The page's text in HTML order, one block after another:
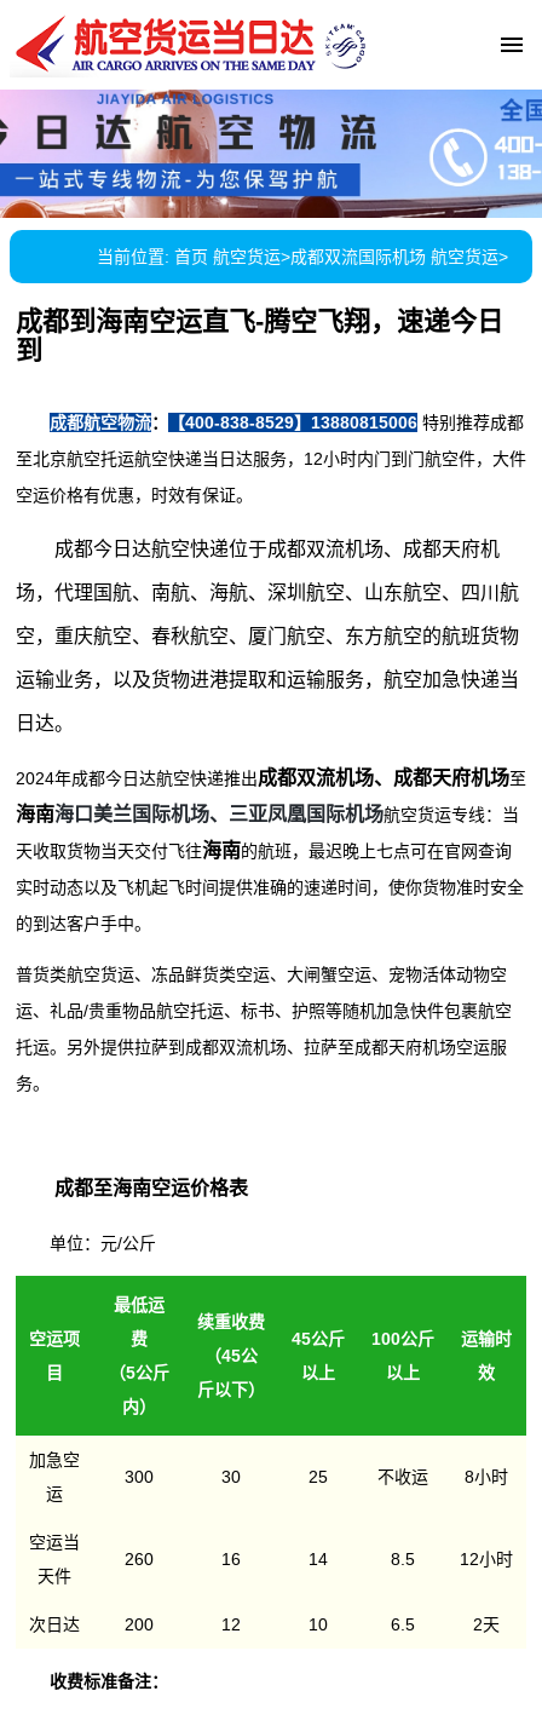
当前位置: 首页 航空货运>成都双流国际机场 航空货运>
成都到海南空运直飞-腾空飞翔，速递今日
到
成都航空物流： 【400-838-8529】13880815006 特别推荐成都
至北京航空托运航空快递当日达服务，12小时内门到门航空件，大件
空运价格有优惠，时效有保证。
成都今日达航空快递位于成都双流机场、成都天府机
场，代理国航、南航、海航、深圳航空、山东航空、四川航
空，重庆航空、春秋航空、厦门航空、东方航空的航班货物
运输业务，以及货物进港提取和运输服务，航空加急快递当
日达。
2024年成都今日达航空快递推出成都双流机场、成都天府机场至
海南海口美兰国际机场、 三亚凤凰国际机场航空货运专线：当
天收取货物当天交付飞往海南的航班，最迟晚上七点可在官网查询
实时动态以及飞机起飞时间提供准确的速递时间，使你货物准时安全
的到达客户手中。
普货类航空货运、冻品鲜货类空运、大闸蟹空运、宠物活体动物空
运、礼品/贵重物品航空托运、标书、护照等随机加急快件包裹航空
托运。另外提供拉萨到成都双流机场、拉萨至成都天府机场空运服
务。
成都至海南空运价格表
单位：元/公斤
空运项
目
最低运
费
（5公斤
内）
续重收费
（45公
斤以下）
45公斤
以上
100公斤
以上
运输时
效
加急空
运
300 30 25 不收运 8小时
空运当
天件
260 16 14 8.5 12小时
次日达 200 12 10 6.5 2天
收费标准备注：